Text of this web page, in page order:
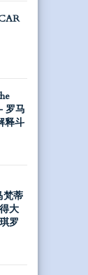
罗马
释斗
梵蒂
大
罗